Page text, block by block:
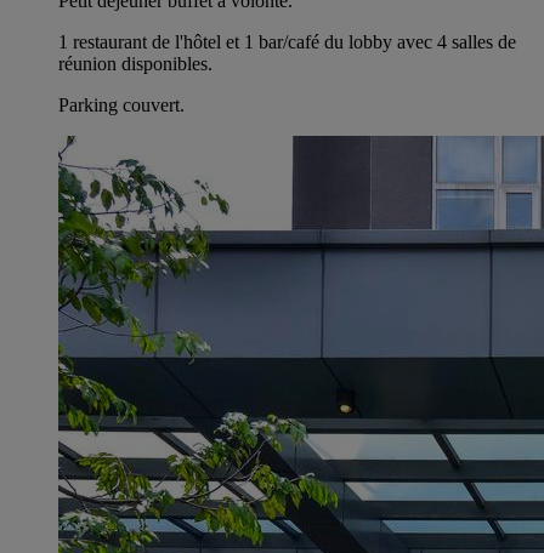
1 restaurant de l'hôtel et 1 bar/café du lobby avec 4 salles de
réunion disponibles.
Parking couvert.